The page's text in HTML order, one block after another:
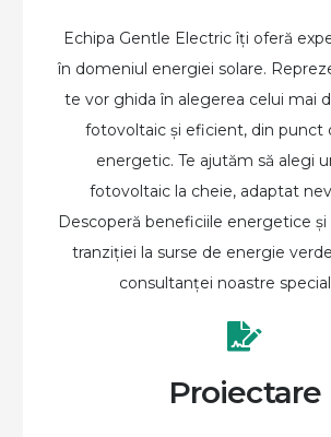
Echipa Gentle Electric îți oferă
în domeniul energiei solare.
te vor ghida în alegerea celui mai
fotovoltaic și eficient, din punct
energetic. Te ajutăm să alegi
fotovoltaic la cheie, adaptat
Descoperă beneficiile energetice și
tranziției la surse de energie
consultanței noastre
Proiectare